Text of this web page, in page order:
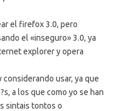
el firefox 3.0, pero
el «inseguro» 3.0, ya
explorer y opera
usar, ya que
a los que como yo se han
sintais tontos o